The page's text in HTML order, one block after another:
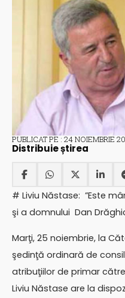
PUBLICAT PE : 24 NOIEMBRIE
Distribuie știrea
# Liviu Năstase: ”Este
şi a domnului Dan
Marţi, 25 noiembrie, la
şedinţă ordinară de
atribuţiilor de primar
Liviu Năstase are la